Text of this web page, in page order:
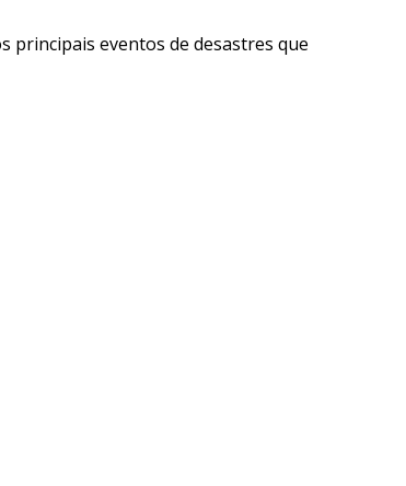
principais eventos de desastres que